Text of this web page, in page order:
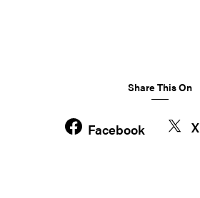
Share This On
Facebook X